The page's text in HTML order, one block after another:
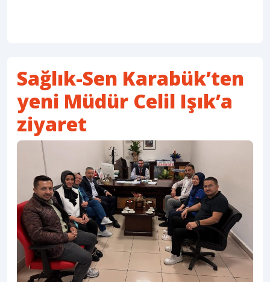
Sağlık-Sen Karabük’ten
yeni Müdür Celil Işık’a
ziyaret